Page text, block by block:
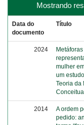
Mostrando
Data do
documento
Título
2024
Metáforas
mulher
um
Teoria da
2014
A ordem
pedido: